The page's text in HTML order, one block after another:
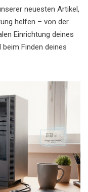
neuesten Artikel,
helfen – von der
Einrichtung deines
Finden deines